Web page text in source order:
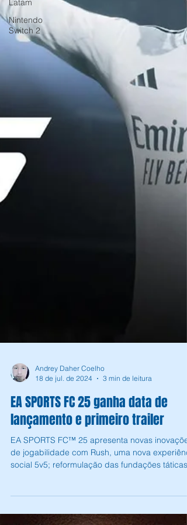
Latam
Nintendo
Switch 2
Andrey Daher Coelho
18 de jul. de 2024
3 min de leitura
lançamento e primeiro trailer
EA SPORTS FC™ 25 apresenta novas inovações